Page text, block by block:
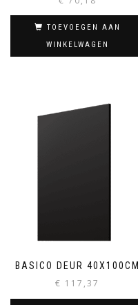
TOEVOEGEN AAN
WINKELWAGEN
BASICO DEUR 40X100CM
€ 117,37